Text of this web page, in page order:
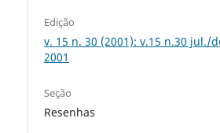
Edição
v. 15 n. 30 (2001): v.15 n.30 jul./
2001
Seção
Resenhas